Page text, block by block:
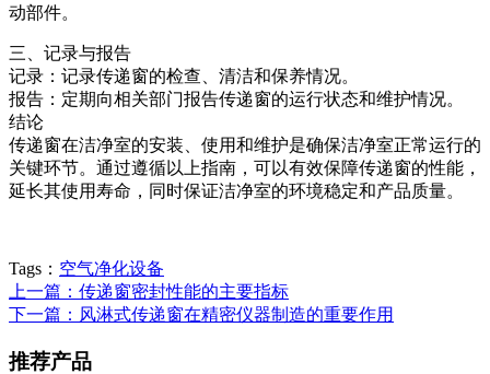
动部件。
三、记录与报告
记录：记录传递窗的检查、清洁和保养情况。
报告：定期向相关部门报告传递窗的运行状态和维护情况。
结论
传递窗在洁净室的安装、使用和维护是确保洁净室正常运行的
关键环节。通过遵循以上指南，可以有效保障传递窗的性能，
延长其使用寿命，同时保证洁净室的环境稳定和产品质量。
Tags： 空气净化设备
上一篇：传递窗密封性能的主要指标
下一篇：风淋式传递窗在精密仪器制造的重要作用
推荐产品